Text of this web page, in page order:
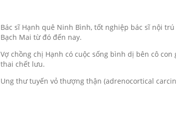
Bác sĩ Hạnh quê Ninh Bình, tốt nghiệp bác sĩ nội
Bạch Mai từ đó đến nay.
Vợ chồng chị Hạnh có cuộc sống bình dị bên cô
thai chết lưu.
Ung thư tuyến vỏ thượng thận (adrenocortical